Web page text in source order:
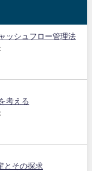
ッシュフロー管理法
考える
とその探求